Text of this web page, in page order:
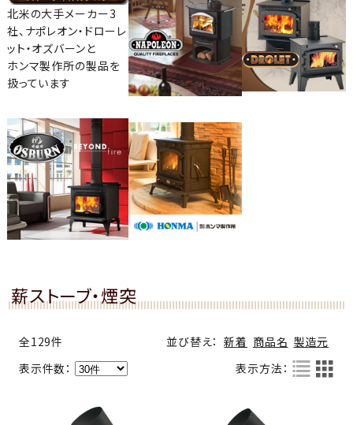
北米の大手メーカー3
社、ナポレオン・ドローレ
ット・オズバーンと
ホンマ製作所の製品を
扱っています
薪ストーブ・煙突
全129件 並び替え： 新着 商品名 製造元
表示件数：
表示方法：